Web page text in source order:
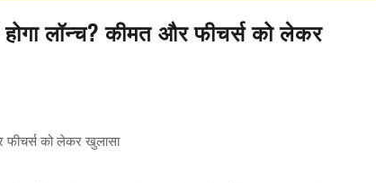
होगा लॉन्च? कीमत और फीचर्स को लेकर
फीचर्स को लेकर खुलासा